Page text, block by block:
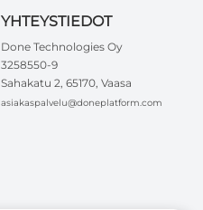
YHTEYSTIEDOT
Done Technologies Oy
3258550-9
Sahakatu 2, 65170, Vaasa
asiakaspalvelu@doneplatform.com